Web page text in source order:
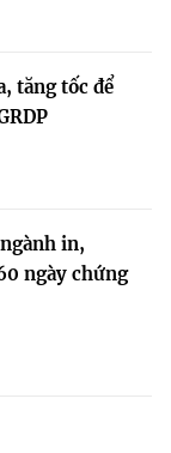
tăng tốc để
in,
ngày chứng